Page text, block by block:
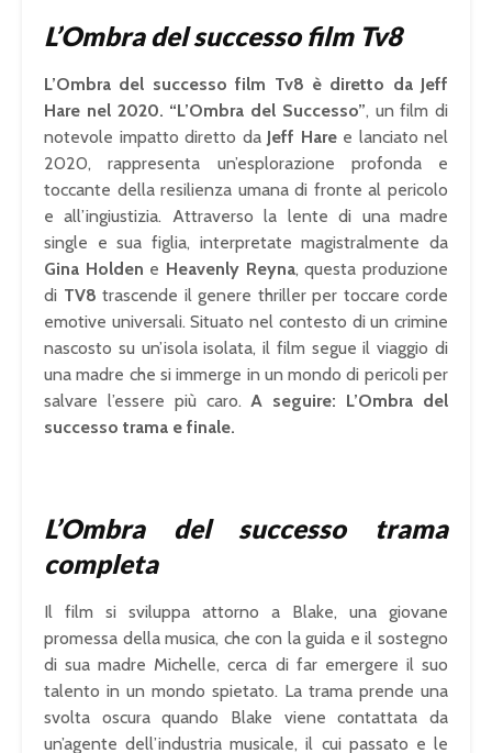
L’Ombra del successo film Tv8
L’Ombra del successo film Tv8 è diretto da Jeff
Hare nel 2020. “L’Ombra del Successo”, un film di
notevole impatto diretto da Jeff Haree lanciato nel
2020, rappresenta un’esplorazione profonda e
toccante della resilienza umana di fronte al pericolo
e all’ingiustizia. Attraverso la lente di una madre
single e sua figlia, interpretate magistralmente da
Gina Holden e Heavenly Reyna, questa produzione
di TV8 trascende il genere thriller per toccare corde
emotive universali. Situato nel contesto di un crimine
nascosto su un’isola isolata, il film segue il viaggio di
una madre che si immerge in un mondo di pericoli per
salvare l’essere più caro.A seguire: L’Ombra del
successo trama e finale.
L’Ombra del successo trama
completa
Il film si sviluppa attorno a Blake, una giovane
promessa della musica, che con la guida e il sostegno
di sua madre Michelle, cerca di far emergere il suo
talento in un mondo spietato. La trama prende una
svolta oscura quando Blake viene contattata da
un’agente dell’industria musicale, il cui passato e le